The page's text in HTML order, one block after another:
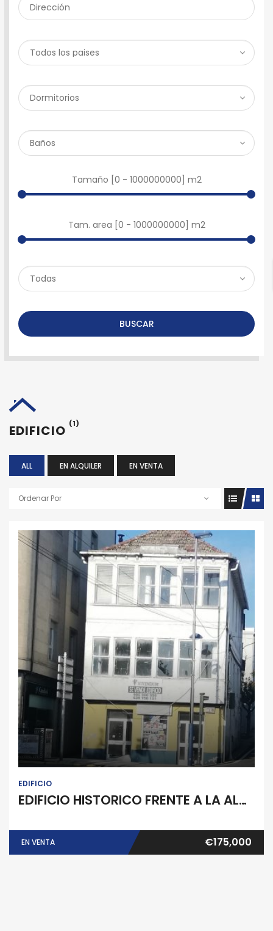
Tamaño [ 0 - 1000000000 ] m2
Tam. area [ 0 - 1000000000 ] m2
BUSCAR
EDIFICIO (1)
ALL EN ALQUILER EN VENTA
Ordenar Por
EDIFICIO
EDIFICIO
EDIFICIO HISTORICO FRENTE A LA ALAMEDA DE POBRA DO CARAMIÑAL
EN VENTA €175,000